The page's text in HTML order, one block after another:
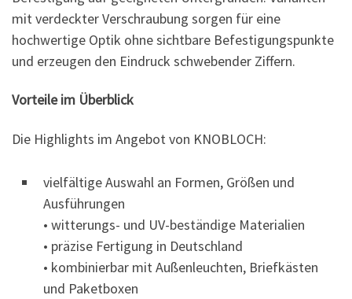
mit verdeckter Verschraubung sorgen für eine
hochwertige Optik ohne sichtbare Befestigungspunkte
und erzeugen den Eindruck schwebender Ziffern.
Vorteile im Überblick
Die Highlights im Angebot von KNOBLOCH:
vielfältige Auswahl an Formen, Größen und
Ausführungen
• witterungs- und UV-beständige Materialien
• präzise Fertigung in Deutschland
• kombinierbar mit Außenleuchten, Briefkästen
und Paketboxen